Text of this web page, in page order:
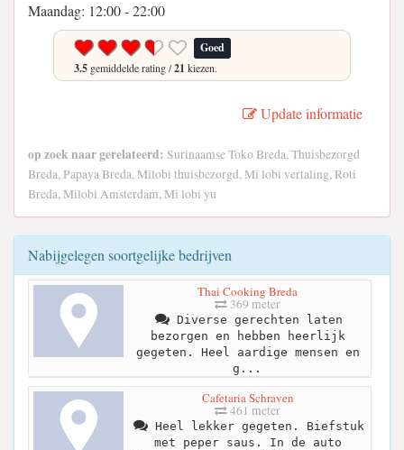
Maandag: 12:00 - 22:00
Goed
3.5 gemiddelde rating /21 kiezen.
Update informatie
op zoek naar gerelateerd: Surinaamse Toko Breda, Thuisbezorgd
Breda, Papaya Breda, Milobi thuisbezorgd, Mi lobi vertaling, Roti
Breda, Milobi Amsterdam, Mi lobi yu
Nabijgelegen soortgelijke bedrijven
Thai Cooking Breda
369 meter
Diverse gerechten laten
bezorgen en hebben heerlijk
gegeten. Heel aardige mensen en
g...
Cafetaria Schraven
461 meter
Heel lekker gegeten. Biefstuk
met peper saus. In de auto